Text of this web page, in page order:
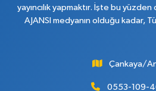
yayıncılık yapmaktır. İşte bu yüzden
AJANSI medyanın olduğu kadar,
Çankaya/
0553-109-